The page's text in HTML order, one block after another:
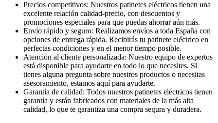
Precios competitivos: Nuestros patinetes eléctricos tienen una
excelente relación calidad-precio, con descuentos y
promociones especiales para que puedas ahorrar aún más.
Envío rápido y seguro: Realizamos envíos a toda España con
opciones de entrega rápida. Recibirás tu patinete eléctrico en
perfectas condiciones y en el menor tiempo posible.
Atención al cliente personalizada: Nuestro equipo de expertos
está disponible para ayudarte en todo lo que necesites. Si
tienes alguna pregunta sobre nuestros productos o necesitas
asesoramiento, estamos aquí para ayudarte.
Garantía de calidad: Todos nuestros patinetes eléctricos tienen
garantía y están fabricados con materiales de la más alta
calidad, lo que te garantiza una compra segura y duradera.